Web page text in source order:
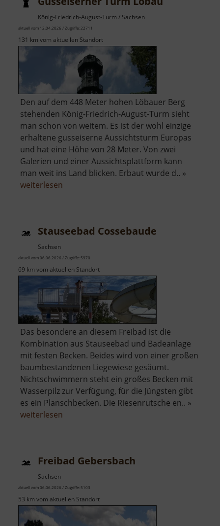
König-Friedrich-August-Turm / Sachsen
aktuell vom 12.04.2026 / Zugriffe: 22711
131 km vom aktuellen Standort
Den auf dem 448 Meter hohen Löbauer Berg
stehenden König-Friedrich-August-Turm sieht
man schon von weitem. Es ist der wohl einzige
erhaltene gusseiserne Aussichtsturm Europas
und hat eine Höhe von 28 Meter. Von zwei
Galerien und einer Aussichtsplattform kann
man weit ins Land blicken. Erbaut wurde d.. »
weiterlesen
Stauseebad Cossebaude
Sachsen
aktuell vom 06.06.2026 / Zugriffe: 5970
69 km vom aktuellen Standort
Das besondere an diesem Freibad ist die
Kombination aus Stauseebad und Badeanlage
mit festen Becken. Beides wird von einer großen
baumbestandenen Liegewiese gesäumt.
Nichtschwimmern steht ein großes Becken mit
Wasserpilz zur Verfügung, für die Jüngsten gibt
es ein Planschbecken. Die Riesenrutsche en.. »
weiterlesen
Freibad Gebersbach
Sachsen
aktuell vom 06.06.2026 / Zugriffe: 5103
53 km vom aktuellen Standort